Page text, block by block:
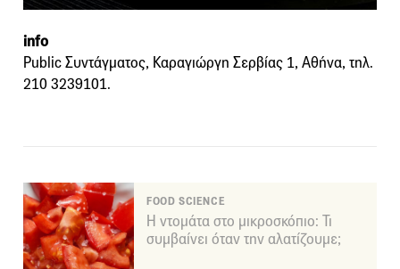
info
Public Συντάγματος, Καραγιώργη Σερβίας 1, Αθήνα, τηλ.
210 3239101.
FOOD SCIENCE
Η ντομάτα στο μικροσκόπιο: Τι
συμβαίνει όταν την αλατίζουμε;